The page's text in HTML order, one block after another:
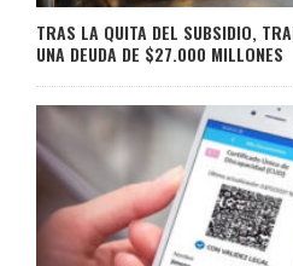
TRAS LA QUITA DEL SUBSIDIO,
UNA DEUDA DE $27.000 MILLONES